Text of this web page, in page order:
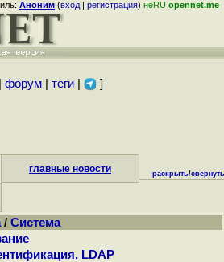
Аноним(вход|регистрация)неRUopennet.me
форум| теги| ]
главные новости раскрыть/свернуть
/ Система
LDAP